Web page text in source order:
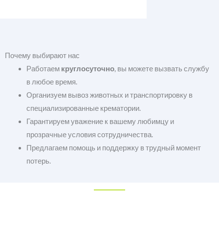
Почему выбирают нас
Работаем круглосуточно, вы можете вызвать службу
в любое время.
Организуем вывоз животных и транспортировку в
специализированные крематории.
Гарантируем уважение к вашему любимцу и
прозрачные условия сотрудничества.
Предлагаем помощь и поддержку в трудный момент
потерь.